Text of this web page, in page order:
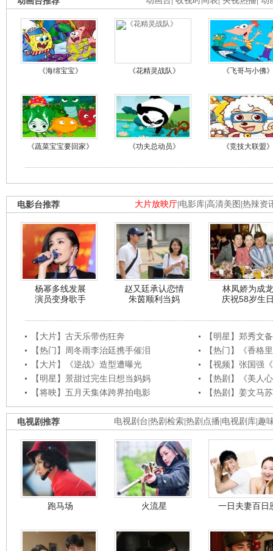
《海绵宝宝》 《花精灵战队》 《飞哥与小佛》
《蔬菜宝宝要回家》 《功夫总动员》 《竞技大联盟》
大片放映厅 电影库 高清美图 热辣资
电影台推荐
杨幂多线发展
演员变身歌手
赵又廷承认恋情
朱茵顺利当妈
林凤娇为成龙
庆祝58岁生
【大片】古天乐带伤狂奔
【明星】郑秀文
【热门】周冬雨李治廷携手催泪
【热门】《香格
【大片】《逆战》造型遭曝光
【视频】张国强
【明星】景甜过完生日想当妈妈
【热剧】《美人
【将映】五月天集体跨界拍电影
【热剧】姜文马
电视剧台 热剧检索 热剧点播 电视剧库 趣
电视剧推荐
跑马场 火流星 一日夫妻百日